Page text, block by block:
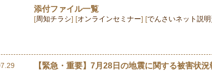
添付ファイル一覧
周知チラシ オンラインセミナー でんさいネット説
【緊急・重要】7月28日の地震に関する被害状